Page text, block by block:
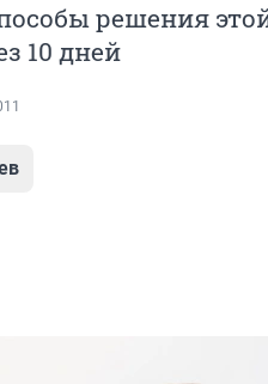
решения
10 дней